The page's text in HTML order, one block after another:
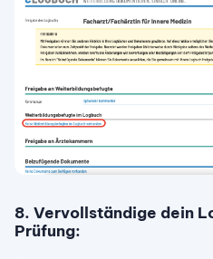
8. Vervollständige dein
Prüfung: